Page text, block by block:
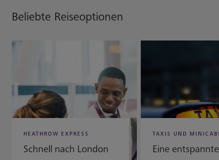
Beliebte Reiseoptionen
HEATHROW EXPRESS
Schnell nach London
TAXIS UND
Eine